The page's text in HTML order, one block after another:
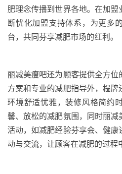
肥理念传播到世界各地。在加
断忧化加盟支持体系，为更多
台，共同 芬享减肥市场的红利。
丽减美瘦吧还为顾客提供全方位
方案和专业的减肥指导外， 榀牌
环境舒适忧雅，装修风格简约
馨、放松的减肥氛围 ，同时丽减
活动，如减肥经验芬享会、健康
动与交流，让顾客在减肥的过程